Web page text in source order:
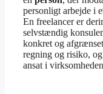
personligt arbejde i
En freelancer er
selvstændig
konkret og
regning og risiko,
ansat i